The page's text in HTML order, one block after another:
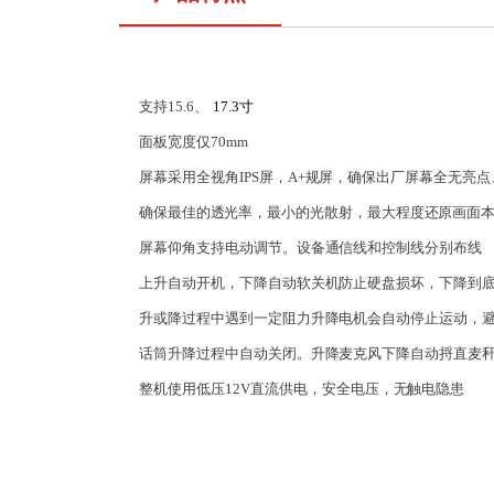
支持15.6 17. 3寸
面板宽度仅70mm
屏幕采用全视角IPS屏，A+规屏，确保出 厂屏幕全无亮点
确保最佳的透光率 ，最小的光散射，最大程度还原画面
屏幕仰角支持电动调节。 设备通信线和控制线分别布线
上升自动开机，下降自动软关机防止硬盘损坏 ，下降到
升或降过程中遇到一定阻 力升降电机会自动停止运动 ，
话筒升降过程中自动关闭 。升降麦克风下降自动捋直麦
整机使用低压12V直流供电，安全电压， 无触电隐患